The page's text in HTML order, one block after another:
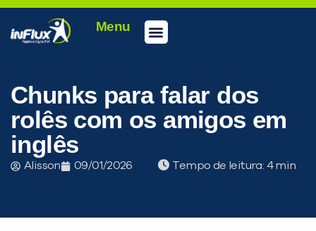
Menu
Chunks para falar dos
rolês com os amigos em
inglês
Alisson 09/01/2026 Tempo de leitura: